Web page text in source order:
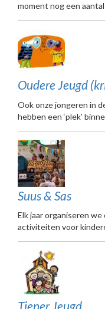
moment nog een
Oudere Jeugd
Ook onze jongeren in
hebben een ‘plek’
Suus & Sas
Elk jaar organiseren we
activiteiten voor
Tiener Jeugd